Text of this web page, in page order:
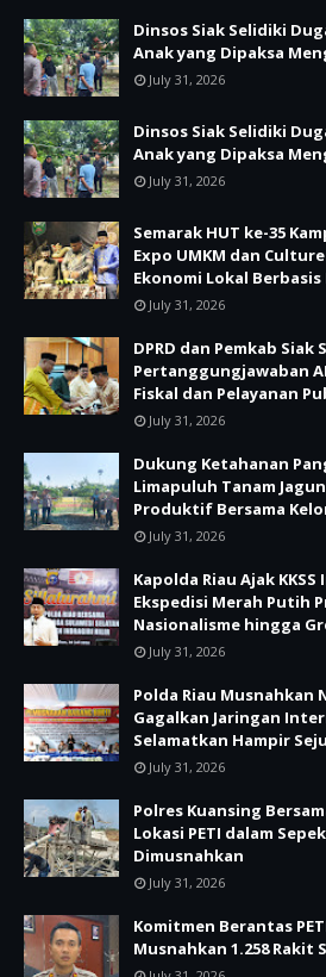
Dinsos Siak Selidiki
Anak yang Dipaksa
July 31, 2026
Dinsos Siak Selidiki
Anak yang Dipaksa
July 31, 2026
Semarak HUT ke-35
Expo UMKM dan
Ekonomi Lokal Berbasis
July 31, 2026
DPRD dan Pemkab
Pertanggungjawaban
Fiskal dan Pelayanan
July 31, 2026
Dukung Ketahanan
Limapuluh Tanam
Produktif Bersama
July 31, 2026
Kapolda Riau Ajak
Ekspedisi Merah Putih
Nasionalisme hingga
July 31, 2026
Polda Riau Musnahkan
Gagalkan Jaringan
Selamatkan Hampir
July 31, 2026
Polres Kuansing
Lokasi PETI dalam
Dimusnahkan
July 31, 2026
Komitmen Berantas
Musnahkan 1.258 Rakit